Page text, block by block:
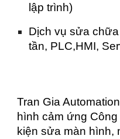
lập trình)
Dịch vụ sửa
tần, PLC,HMI,
Tran Gia
hình cảm ứng
kiện sửa màn hình,